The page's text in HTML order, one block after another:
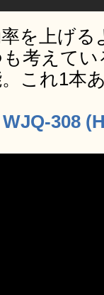
を上げる
考えてい
これ1本
308